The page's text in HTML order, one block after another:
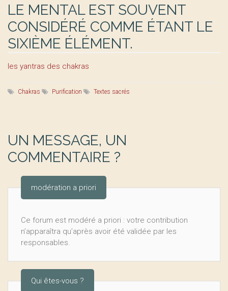
LE MENTAL EST SOUVENT
CONSIDÉRÉ COMME ÉTANT LE
SIXIÈME ÉLÉMENT.
les yantras des chakras
Chakras Purification Textes sacrés
UN MESSAGE, UN
COMMENTAIRE ?
modération a priori
Ce forum est modéré a priori : votre contribution
n’apparaîtra qu’après avoir été validée par les
responsables.
Qui êtes-vous ?